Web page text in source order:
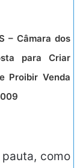
– Câmara dos
para Criar
Proibir Venda
como